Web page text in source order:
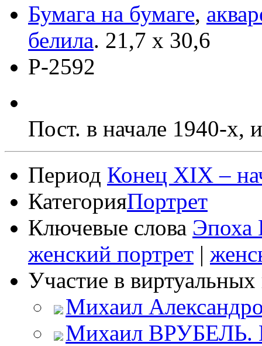
Бумага на бумаге,
белила. 21,7 x 30,6
Р-2592
Пост. в начале 1940-х,
Период Конец XIX –
КатегорияПортрет
Ключевые слова Эпоха
женский портрет |
Участие в
Михаил
Михаил ВРУБЕЛЬ.